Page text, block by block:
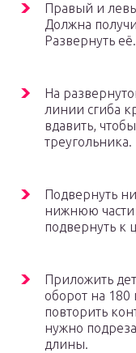
Правый и
Должна
Развернуть её.
На
линии сгиба
вдавить,
треугольника.
Подвернуть
нижнюю части
подвернуть к
Приложить
оборот на 180
повторить
нужно
длины.